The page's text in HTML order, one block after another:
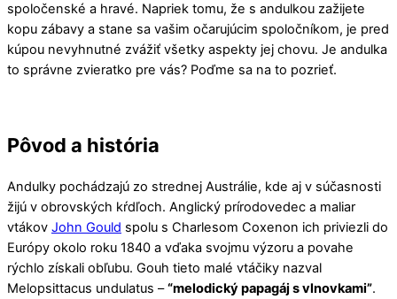
spoločenské a hravé. Napriek tomu, že s andulkou zažijete
kopu zábavy a stane sa vašim očarujúcim spoločníkom, je pred
kúpou nevyhnutné zvážiť všetky aspekty jej chovu. Je andulka
to správne zvieratko pre vás? Poďme sa na to pozrieť.
Pôvod a história
Andulky pochádzajú zo strednej Austrálie, kde aj v súčasnosti
žijú v obrovských kŕdľoch. Anglický prírodovedec a maliar
vtákov John Gould spolu s Charlesom Coxenon ich priviezli do
Európy okolo roku 1840 a vďaka svojmu výzoru a povahe
rýchlo získali obľubu. Gouh tieto malé vtáčiky nazval
Melopsittacus undulatus –“melodický papagáj s vlnovkami”.